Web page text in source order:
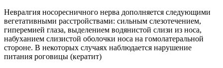
Невралгия носоресничного нерва дополняется следующими
вегетативными расстройствами: сильным слезотечением,
гиперемией глаза, выделением водянистой слизи из носа,
набуханием слизистой оболочки носа на гомолатеральной
стороне. В некоторых случаях наблюдается нарушение
питания роговицы (кератит)